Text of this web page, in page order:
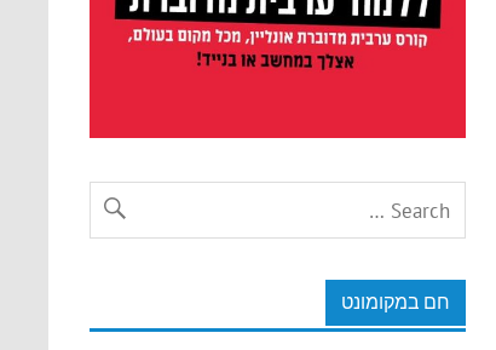
חם במקומונט